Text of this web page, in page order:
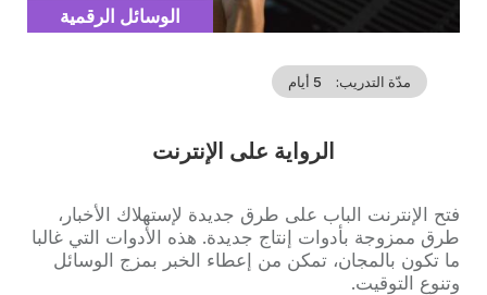
Catégorie
الوسائل الرقمية
مدّة التدريب 5 أيام
الرواية على الإنترنت
Accroche
فتح الإنترنت الباب على طرق جديدة لإستهلاك الأخبار،
طرق ممزوجة بأدوات إنتاج جديدة. هذه الأدوات التي غالبا
ما تكون بالمجان، تمكن من إعطاء الخبر بمزج الوسائل
وتنوع التوقيت.